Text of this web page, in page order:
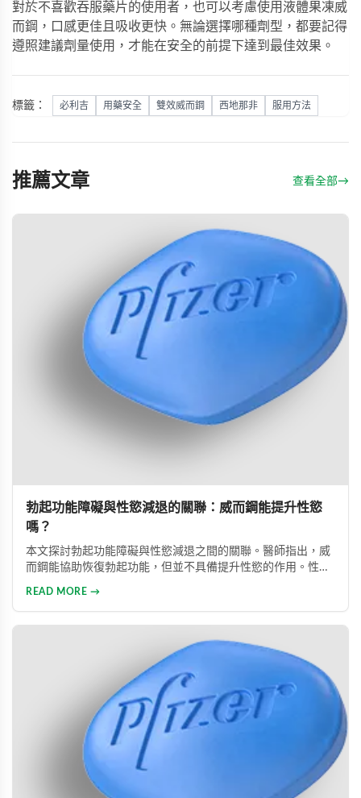
對於不喜歡吞服藥片的使用者，也可以考慮使用 液體果凍威
而鋼 ，口感更佳且吸收更快。無論選擇哪種劑型，都要記得
遵照建議劑量使用，才能在安全的前提下達到最佳效果。
標籤： 必利吉 用藥安全 雙效威而鋼 西地那非 服用方法
推薦文章 查看全部→
勃起功能障礙與性慾減退的關聯：威而鋼能提升性慾
嗎？
本文探討勃起功能障礙與性慾減退之間的關聯。醫師指出，威
而鋼能協助恢復勃起功能，但並不具備提升性慾的作用。性慾
READ MORE →